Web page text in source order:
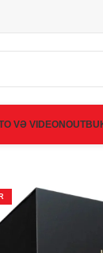
VƏ VIDEO